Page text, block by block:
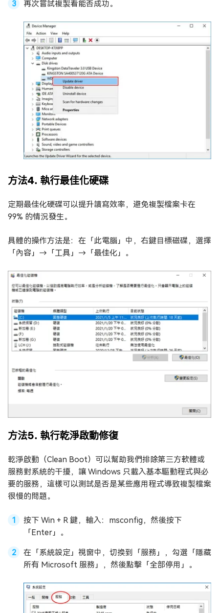
再次嘗試複製看能否成功。
方法4. 執行最佳化硬碟
定期最佳化硬碟可以提升讀寫效率，避免複製檔案卡在
99% 的情況發生。
具體的操作方法是：在「此電腦」中，右鍵目標磁碟，選擇
「內容」→「工具」→「最佳化」。
方法5. 執行乾淨啟動修復
乾淨啟動（Clean Boot）可以幫助我們排除第三方軟體或
服務對系統的干擾，讓 Windows 只載入基本驅動程式與必
要的服務，這樣可以測試是否是某些應用程式導致複製檔案
很慢的問題。
按下 Win + R 鍵，輸入：msconfig，然後按下
「Enter」。
在「系統設定」視窗中，切換到「服務」，勾選「隱藏
所有 Microsoft 服務」，然後點擊「全部停用」。